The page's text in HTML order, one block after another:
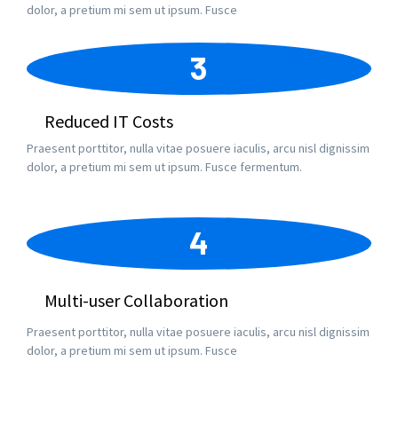
dolor, a pretium mi sem ut ipsum. Fusce
3
Reduced IT Costs
Praesent porttitor, nulla vitae posuere iaculis, arcu nisl dignissim
dolor, a pretium mi sem ut ipsum. Fusce fermentum.
4
Multi-user Collaboration
Praesent porttitor, nulla vitae posuere iaculis, arcu nisl dignissim
dolor, a pretium mi sem ut ipsum. Fusce